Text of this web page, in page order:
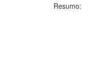
Resumo: